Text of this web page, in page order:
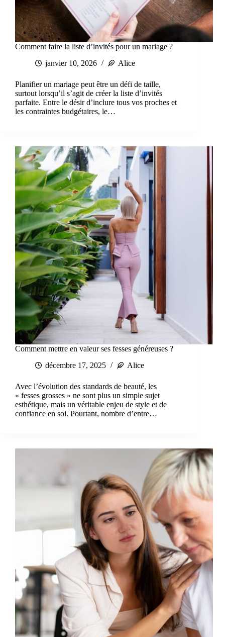
Comment faire la liste d’invités pour un mariage ?
janvier 10, 2026
Alice
Planifier un mariage peut être un défi de taille,
surtout lorsqu’il s’agit de créer la liste d’invités
parfaite. Entre le désir d’inclure tous vos proches et
les contraintes budgétaires, le…
Comment mettre en valeur ses fesses généreuses ?
décembre 17, 2025
Alice
Avec l’évolution des standards de beauté, les
« fesses grosses » ne sont plus un simple sujet
esthétique, mais un véritable enjeu de style et de
confiance en soi. Pourtant, nombre d’entre…